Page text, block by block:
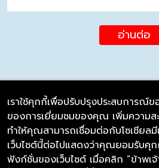
อ่านต่อ
บริษัท ซิมลิงค์ จำกัด
98/226 Bangrakyai-Baanmai Road,
Bangyai, Nonthaburi 11140
เราใช้คุกกี้เพื่อปรับปรุงประสบการณ์
ของการเยี่ยมชมของคุณ เพิ่มความส
ทำให้คุณสามารถเชื่อมต่อกับโซเชียล
เว็บไซต์นี้ต่อไปแสดงว่าคุณยอมรับคุก
ฟังก์ชั่นของเว็บไซต์ เมื่อคลิก “ข้าพเ